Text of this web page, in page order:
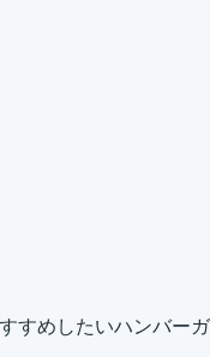
すめしたいハンバーガ